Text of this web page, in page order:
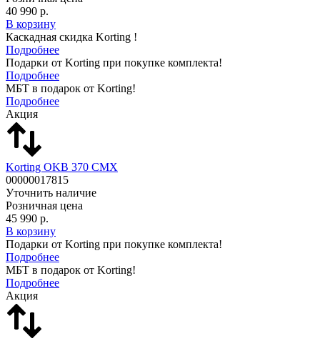
40 990 р.
В корзину
Каскадная скидка Korting !
Подробнее
Подарки от Korting при покупке комплекта!
Подробнее
МБТ в подарок от Korting!
Подробнее
Акция
Korting OKB 370 CMX
00000017815
Уточнить наличие
Розничная цена
45 990 р.
В корзину
Подарки от Korting при покупке комплекта!
Подробнее
МБТ в подарок от Korting!
Подробнее
Акция